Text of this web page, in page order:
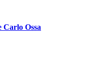
Carlo Ossa